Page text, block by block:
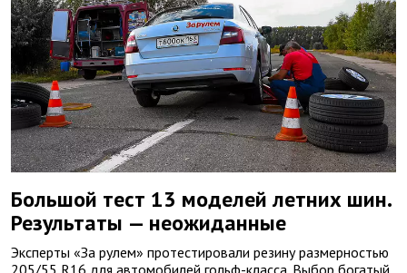
Большой тест 13 моделей летних шин.
Результаты — неожиданные
Эксперты «За рулем» протестировали резину размерностью
205/55 R16 для автомобилей гольф-класса. Выбор богатый